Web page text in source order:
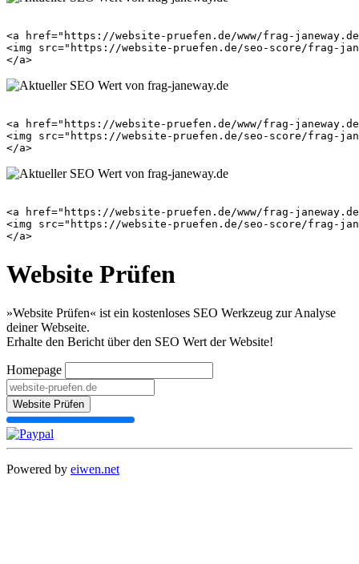
<a href="https://website-pruefen.de/www/frag-
<img src="https://website-pruefen.de/seo-score/frag-
<a href="https://website-pruefen.de/www/frag-
<img src="https://website-pruefen.de/seo-score/frag-
<a href="https://website-pruefen.de/www/frag-
<img src="https://website-pruefen.de/seo-score/frag-
Website Prüfen
»Website Prüfen« ist ein kostenloses SEO Werkzeug zur Analyse
deiner Webseite.
Erhalte den Bericht über den SEO Wert der Website!
Homepage
Website Prüfen
Powered by eiwen.net